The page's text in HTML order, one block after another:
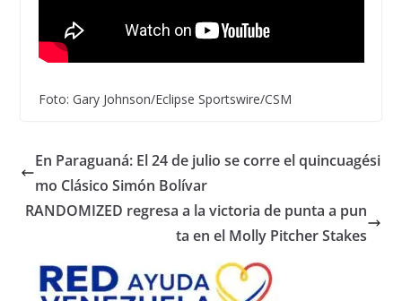
Foto: Gary Johnson/Eclipse Sportswire/CSM
En Paraguaná: El 24 de julio se corre el quincuagési
mo Clásico Simón Bolívar
RANDOMIZED regresa a la victoria de punta a pun
ta en el Molly Pitcher Stakes